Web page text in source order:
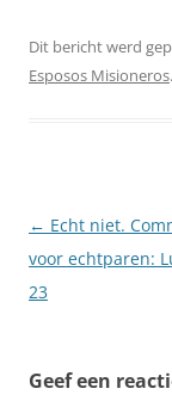
Dit bericht werd
Esposos Misioneros.
Berichtnavigatie
← Echt niet.
voor echtparen:
23
Geef een